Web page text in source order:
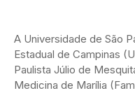
A Universidade de São
Estadual de Campinas
Paulista Júlio de
Medicina de Marília